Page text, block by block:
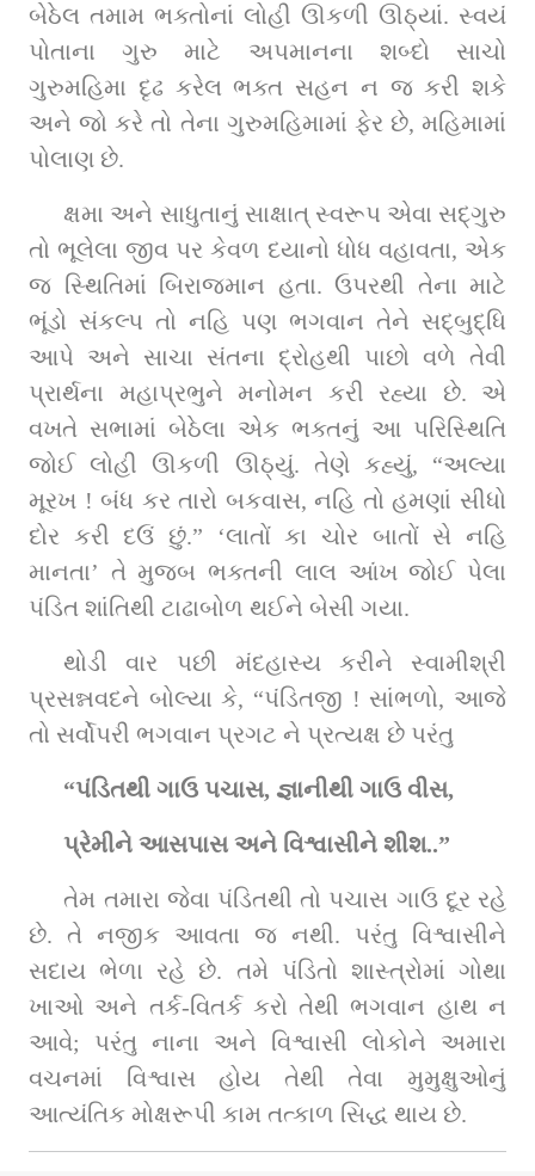
બેઠેલ તમામ ભક્તોનાં લોહી ઊકળી ઊઠ્યાં. સ્વયં
પોતાના ગુરુ માટે અપમાનના શબ્દો સાચો
ગુરુમહિમા દૃઢ કરેલ ભક્ત સહન ન જ કરી શકે
અને જો કરે તો તેના ગુરુમહિમામાં ફેર છે, મહિમામાં
પોલાણ છે.
ક્ષમા અને સાધુતાનું સાક્ષાત્‌ સ્વરૂપ એવા સદ્‌ગુરુ
તો ભૂલેલા જીવ પર કેવળ દયાનો ધોધ વહાવતા, એક
જ સ્થિતિમાં બિરાજમાન હતા. ઉપરથી તેના માટે
ભૂંડો સંકલ્પ તો નહિ પણ ભગવાન તેને સદ્‌બુદ્ધિ
આપે અને સાચા સંતના દ્રોહથી પાછો વળે તેવી
પ્રાર્થના મહાપ્રભુને મનોમન કરી રહ્યા છે. એ
વખતે સભામાં બેઠેલા એક ભક્તનું આ પરિસ્થિતિ
જોઈ લોહી ઊકળી ઊઠ્યું. તેણે કહ્યું, “અલ્યા
મૂરખ ! બંધ કર તારો બકવાસ, નહિ તો હમણાં સીધો
દોર કરી દઉં છું.” ‘લાતોં કા ચોર બાતોં સે નહિ
માનતા’ તે મુજબ ભક્તની લાલ આંખ જોઈ પેલા
પંડિત શાંતિથી ટાઢાબોળ થઈને બેસી ગયા.
થોડી વાર પછી મંદહાસ્ય કરીને સ્વામીશ્રી
પ્રસન્નવદને બોલ્યા કે, “પંડિતજી ! સાંભળો, આજે
તો સર્વોપરી ભગવાન પ્રગટ ને પ્રત્યક્ષ છે પરંતુ
“પંડિતથી ગાઉ પચાસ, જ્ઞાનીથી ગાઉ વીસ,
પ્રેમીને આસપાસ અને વિશ્વાસીને શીશ..”
તેમ તમારા જેવા પંડિતથી તો પચાસ ગાઉ દૂર રહે
છે. તે નજીક આવતા જ નથી. પરંતુ વિશ્વાસીને
સદાય ભેળા રહે છે. તમે પંડિતો શાસ્ત્રોમાં ગોથા
ખાઓ અને તર્ક-વિતર્ક કરો તેથી ભગવાન હાથ ન
આવે; પરંતુ નાના અને વિશ્વાસી લોકોને અમારા
વચનમાં વિશ્વાસ હોય તેથી તેવા મુમુક્ષુઓનું
આત્યંતિક મોક્ષરૂપી કામ તત્કાળ સિદ્ધ થાય છે.